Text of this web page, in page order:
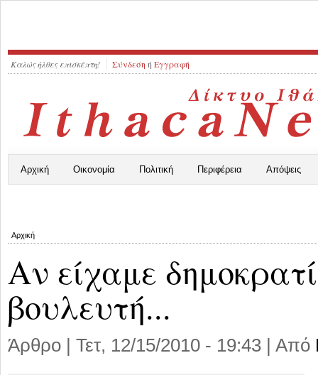
Καλώς ήλθες επισκέπτη! Σύνδεση ή Εγγραφή
Αρχική Οικονομία Πολιτική Περιφέρεια Απόψεις
Αρχική
Αν είχαμε
βουλευτή...
Άρθρο | Τετ, 12/15/2010 - 19:43 | Από